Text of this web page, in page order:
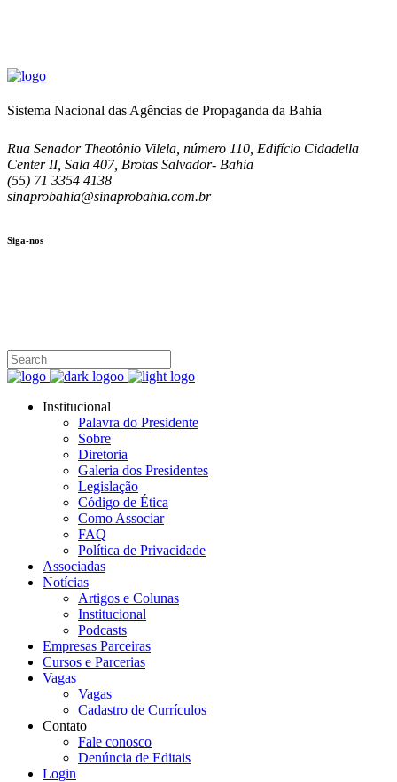
Sistema Nacional das Agências de Propaganda da Bahia
Rua Senador Theotônio Vilela, número 110, Edifício Cidadella
Center II, Sala 407, Brotas Salvador- Bahia
(55) 71 3354 4138
sinaprobahia@sinaprobahia.com.br
Siga-nos
Institucional
Palavra do Presidente
Sobre
Diretoria
Galeria dos Presidentes
Legislação
Código de Ética
Como Associar
FAQ
Política de Privacidade
Associadas
Notícias
Artigos e Colunas
Institucional
Podcasts
Empresas Parceiras
Cursos e Parcerias
Vagas
Vagas
Cadastro de Currículos
Contato
Fale conosco
Denúncia de Editais
Login